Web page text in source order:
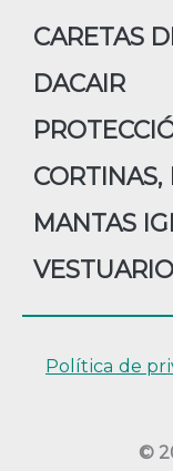
CARETAS
DACAIR
MANTAS
©
Política de